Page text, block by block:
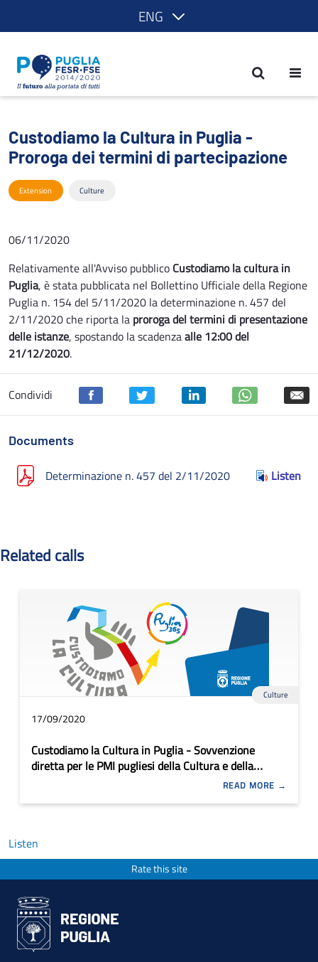
ENG
Custodiamo la Cultura in Puglia -
Custodiamo la Cultura in Puglia -
Proroga dei termini di partecipazione
Extension Culture
06/11/2020
Relativamente all'Avviso pubblico Custodiamo la cultura in
Puglia, è stata pubblicata nel Bollettino Ufficiale della Regione
Puglia n. 154 del 5/11/2020 la determinazione n. 457 del
2/11/2020 che riporta la proroga del termini di presentazione
delle istanze, spostando la scadenzaalle 12:00 del
21/12/2020.
Condividi
Documents
Determinazione n. 457 del 2/11/2020 Listen
Related calls
Culture
17/09/2020
Custodiamo la Cultura in Puglia - Sovvenzione
diretta per le PMI pugliesi della Cultura e della
READ MORE
Listen
Rate this site